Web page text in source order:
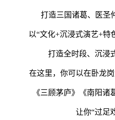
打造三国诸葛、医圣
以“文化+沉浸式演艺+特
打造全时段、沉浸
在这里，你可以在卧龙
《三顾茅庐》《南阳诸
让你“过足